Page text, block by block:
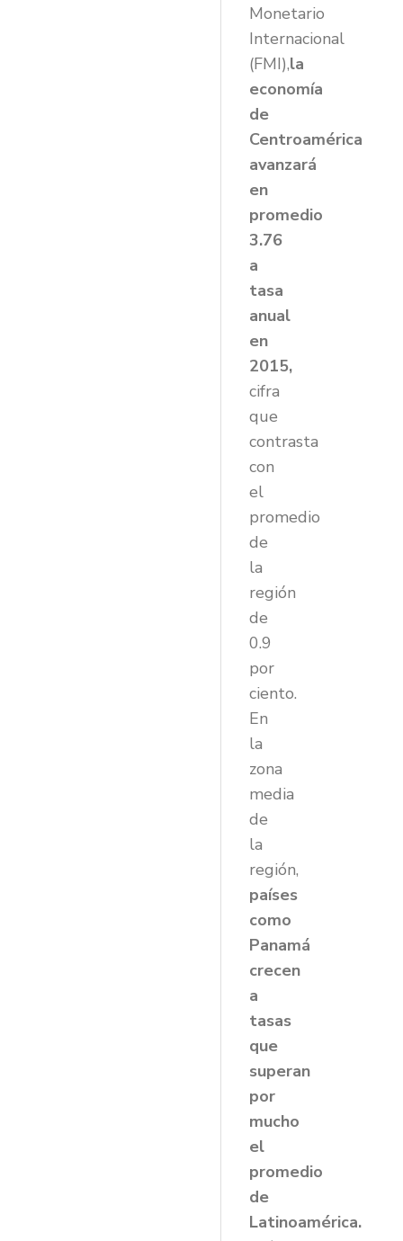
Monetario
Internacional
(FMI),la
economía
de
Centroamérica
avanzará
en
promedio
3.76
a
tasa
anual
en
2015,
cifra
que
contrasta
con
el
promedio
de
la
región
de
0.9
por
ciento.
En
la
zona
media
de
la
región,
países
como
Panamá
crecen
a
tasas
que
superan
por
mucho
el
promedio
de
Latinoamérica.